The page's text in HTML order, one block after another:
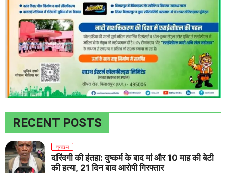
RECENT POSTS
क्राइम
दरिंदगी की इंतहा: दुष्कर्म के बाद मां और 10 माह की बेटी
की हत्या, 21 दिन बाद आरोपी गिरफ्तार